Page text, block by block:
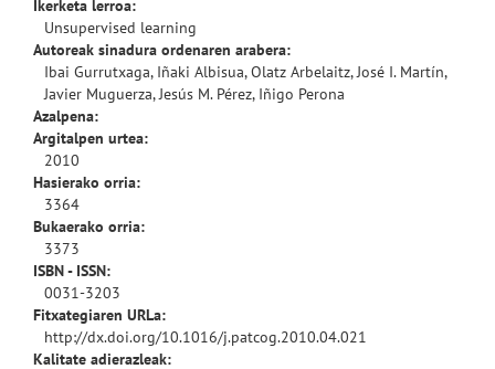
Ikerketa lerroa:
Unsupervised learning
Autoreak sinadura ordenaren arabera:
Ibai Gurrutxaga, Iñaki Albisua, Olatz Arbelaitz, José I. Martín,
Javier Muguerza, Jesús M. Pérez, Iñigo Perona
Azalpena:
Argitalpen urtea:
2010
Hasierako orria:
3364
Bukaerako orria:
3373
ISBN - ISSN:
0031-3203
Fitxategiaren URLa:
http://dx.doi.org/10.1016/j.patcog.2010.04.021
Kalitate adierazleak: